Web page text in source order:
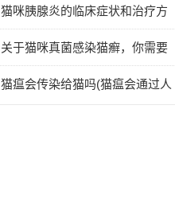
猫咪胰腺炎的临床症状和治疗方
案
关于猫咪真菌感染猫癣，你需要
知道这些
猫瘟会传染给猫吗(猫瘟会通过人